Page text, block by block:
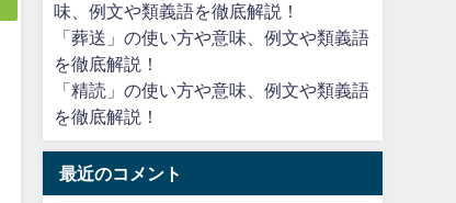
味、例文や類義語を徹底解説！
「葬送」の使い方や意味、例文や類義語
を徹底解説！
「精読」の使い方や意味、例文や類義語
を徹底解説！
最近のコメント